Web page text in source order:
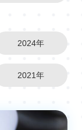
2024年
2021年